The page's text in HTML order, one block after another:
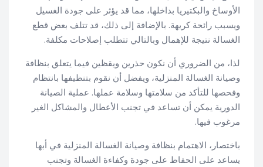
الأوساخ والبكتيريا بداخلها، مما قد يؤثر على جودة الغسيل
ويسبب رائحة كريهة. بالإضافة إلى ذلك، قد تتلف بعض قطع
الغسالة نتيجة للإهمال وبالتالي تتطلب إصلاحات مكلفة.
لذا، من الضروري أن نكون حذرين ويقظين فيما يتعلق بنظافة
وصيانة الغسالة المنزلية، ويفضل أن نقوم بتنظيفها بانتظام
وفحصها للتأكد من سلامتها وسلامة عملها. عملية الصيانة
الدورية يمكن أن تساعد في تجنب الأعطال والمشاكل الغير
مرغوب فيها.
باختصار، الاهتمام بنظافة وصيانة الغسالة المنزلية في أبها
يساعد على الحفاظ على جودة وكفاءة الغسالة وتجنب